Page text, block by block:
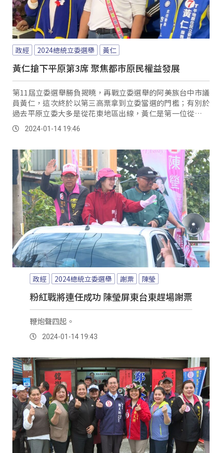
政經 2024總統立委選舉 黃仁
黃仁搶下平原第3席 聚焦都市原民權益發展
第11屆立委選舉勝負揭曉，再戰立委選舉的阿美族台中市議
員黃仁，這次終於以第三高票拿到立委當選的門檻；有別於
過去平原立委大多是從花東地區出線，黃仁是第一位從都會
區出發參選平原立委選舉的阿美族人，他的勝選對許多長久
住在都會區的族人來說意義非凡。
2024-01-14 19:46
政經 2024總統立委選舉 謝票 陳瑩
粉紅戰將連任成功 陳瑩屏東台東趕場謝票
鞭炮聲四起。
2024-01-14 19:43